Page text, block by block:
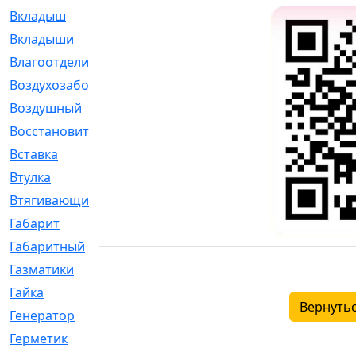
Вкладыш
Вкладыши
Влагоотделитель
Воздухозаборник
Воздушный
Восстановительный
Вставка
Втулка
Втягивающий
Габарит
Габаритный
[6]
Газматики
Гайка
Генератор
Герметик